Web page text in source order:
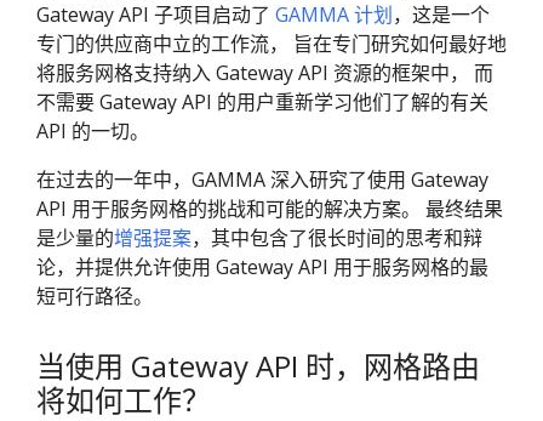
Gateway API 子项目启动了 GAMMA 计划，这是一个
专门的供应商中立的工作流， 旨在专门研究如何最好地
将服务网格支持纳入 Gateway API 资源的框架中， 而
不需要 Gateway API 的用户重新学习他们了解的有关
API 的一切。
在过去的一年中，GAMMA 深入研究了使用 Gateway
API 用于服务网格的挑战和可能的解决方案。 最终结果
是少量的增强提案，其中包含了很长时间的思考和辩
论，并提供允许使用 Gateway API 用于服务网格的最
短可行路径。
当使用 Gateway API 时，网格路由
将如何工作？